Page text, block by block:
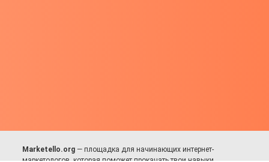
Marketello.org — площадка для начинающих интернет-
маркетологов, которая поможет прокачать твои навыки.